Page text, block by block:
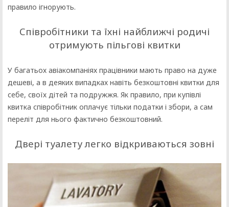
правило ігнорують.
Співробітники та їхні найближчі родичі
отримують пільгові квитки
У багатьох авіакомпаніях працівники мають право на дуже
дешеві, а в деяких випадках навіть безкоштовні квитки для
себе, своїх дітей та подружжя. Як правило, при купівлі
квитка співробітник оплачує тільки податки і збори, а сам
переліт для нього фактично безкоштовний.
Двері туалету легко відкриваються зовні